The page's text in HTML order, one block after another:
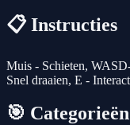
📋 Instructies
Muis - Schieten,
Snel draaien, E -
🎯 Categorieën